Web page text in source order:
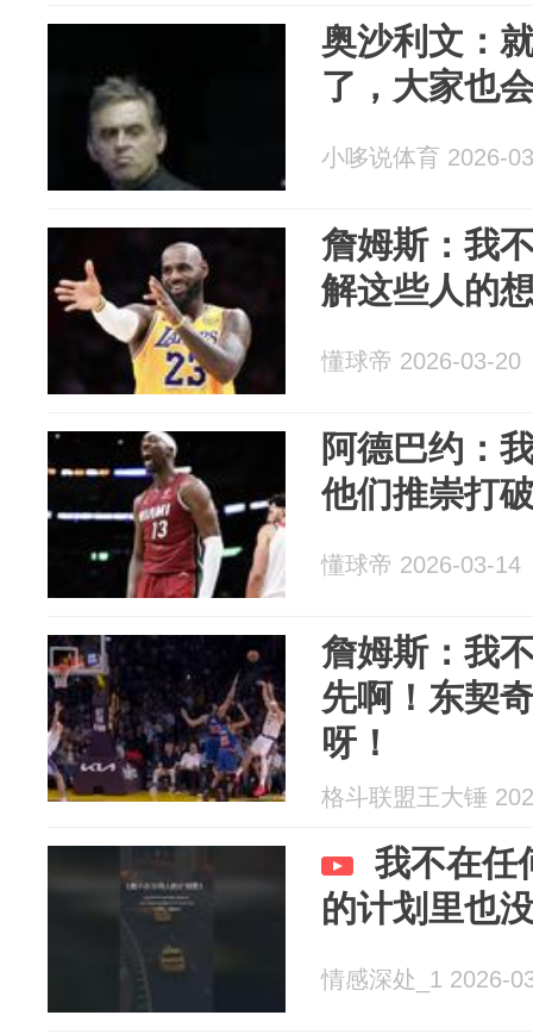
奥沙利文：
了，大家也
小哆说体育 2026-
詹姆斯：我
解这些人的
懂球帝 2026-03-20
阿德巴约：
他们推崇打
懂球帝 2026-03-14
詹姆斯：我
先啊！东契
呀！
格斗联盟王大锤
我不在任
的计划里也
情感深处_1 2026-